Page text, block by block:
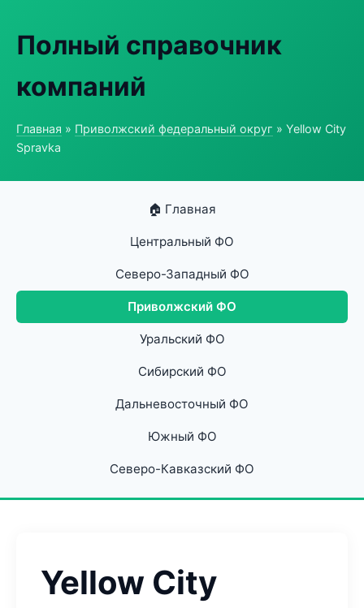
Полный справочник
компаний
Главная » Приволжский федеральный округ » Yellow City
Spravka
🏠 Главная
Центральный ФО
Северо-Западный ФО
Приволжский ФО
Уральский ФО
Сибирский ФО
Дальневосточный ФО
Южный ФО
Северо-Кавказский ФО
Yellow City